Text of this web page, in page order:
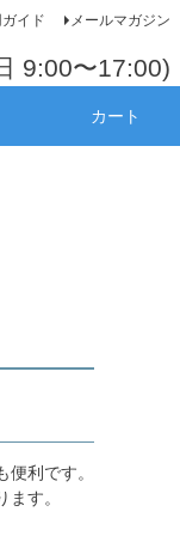
イド メールマガジン
9:00〜17:00)
カート
利です。
す。